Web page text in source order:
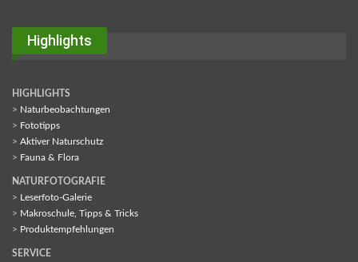
Highlights
HIGHLIGHTS
> Naturbeobachtungen
> Fototipps
> Aktiver Naturschutz
> Fauna & Flora
NATURFOTOGRAFIE
> Leserfoto-Galerie
> Makroschule, Tipps & Tricks
> Produktempfehlungen
SERVICE